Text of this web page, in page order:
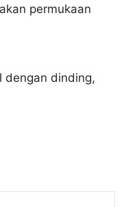
permukaan
dengan dinding,